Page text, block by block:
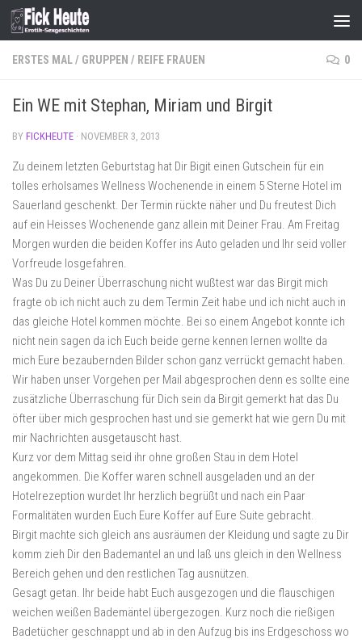
Skip to content
ERSTES MAL/ GRUPPEN / REIFE FRAUEN 0
Ein WE mit Stephan, Miriam und Birgit
BY FICKHEUTE · NOVEMBER 3, 2013
Zu deinem letzten Geburtstag hat Dir Bigit einen Gutschein für ein
tolles erholsames Wellness Wochenende in einem 5 Sterne Hotel im
Sauerland geschenkt. Der Termin rückte näher und Du freutest Dich
auf ein Heisses Wochenende ganz allein mit Deiner Frau. Am Freitag
Morgen wurden die beiden Koffer ins Auto geladen und Ihr seid voller
Vorfreude losgefahren.
Was Du zu Deiner Überraschung nicht wußtest war das Birgit mich
fragte ob ich nicht auch zu dem Termin Zeit habe und ich nicht auch in
das gleiche Hotel kommen möchte. Bei so einem Angebot konnte ich
nicht nein sagen da ich Euch beide gerne kennen lernen wollte da
mich Eure bezaubernden Bilder schon ganz verrückt gemacht haben.
Wir haben unser Vorgehen per Mail abgesprochen denn es sollte eine
zusätzliche Überraschung für Dich sein da Birgit gemerkt hat das Du
öfter über mich gesprochen hast und sie gemerkt hat wie gern Du mit
mir Nachrichten ausgetauscht hast.
Kurz vor dem Mittag seid ihr ohne großen Stau in dem Hotel
angekommen. Die Koffer waren schnell ausgeladen und an der
Hotelrezeption wurdet Ihr herzlich begrüßt und nach ein Paar
Formalitäten wurden Euch Eure Koffer auf Eure Suite gebracht.
Birgit machte sich gleich ans ausräumen der Kleidung und sagte zu Dir
komm zieh Dir den Bademantel an und laß uns gleich in den Wellness
Bereich gehen und den restlichen Tag ausnützen.
Gesagt getan. Ihr beide habt Euch ausgezogen und die flauschigen
weichen weißen Bademäntel übergezogen. Kurz noch die rießigen
Badetücher geschnappt und ab in den Aufzug bis ins Erdgeschoss wo